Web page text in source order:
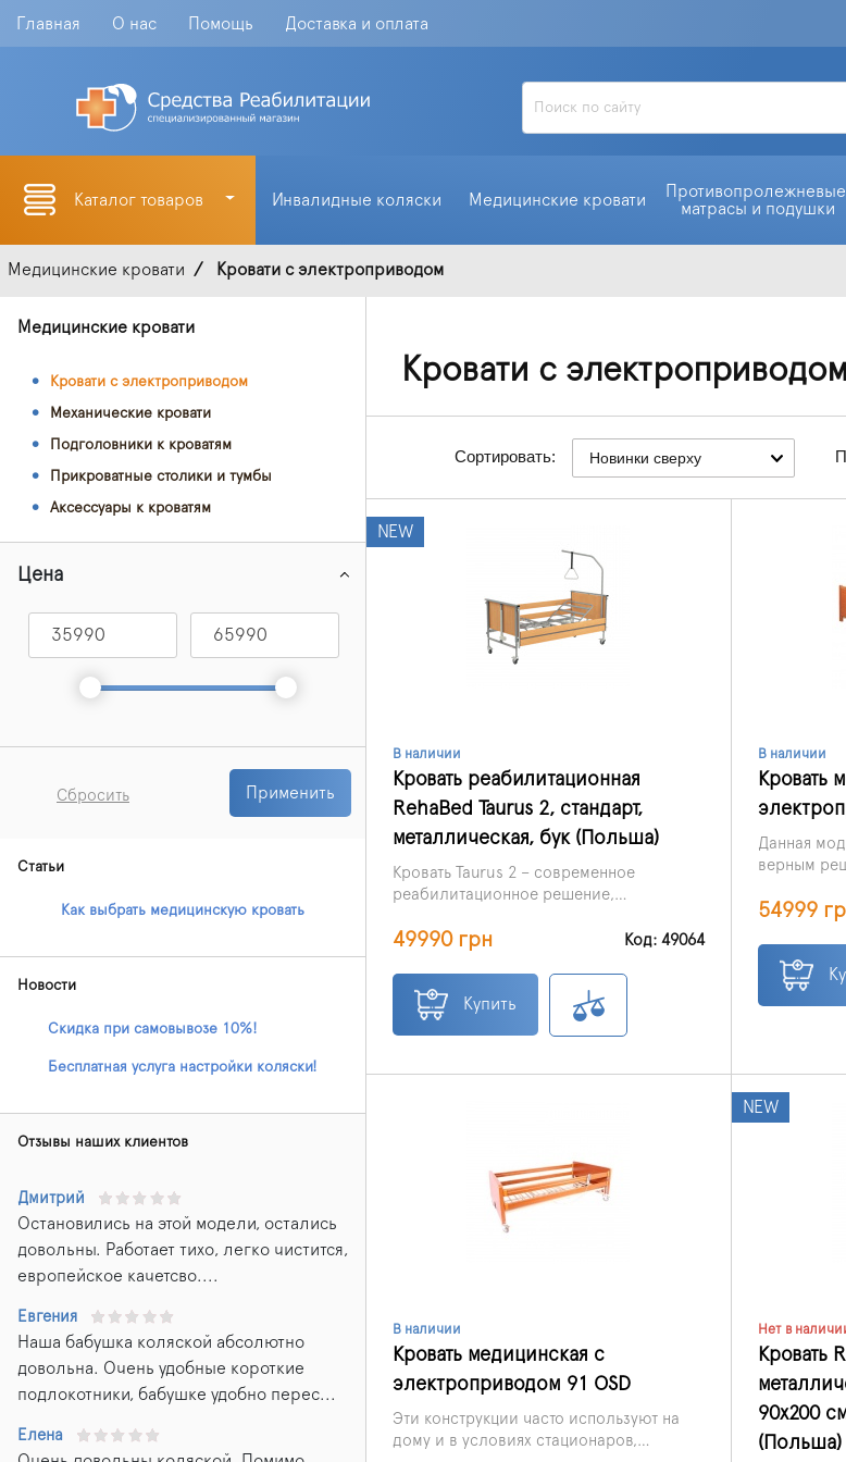
Главная О нас Помощь Доставка и оплата
Каталог товаров Инвалидные коляски Медицинские кровати
Противопролежневые
матрасы и подушки
Медицинские кровати Кровати с электроприводом
Медицинские кровати
Кровати с электроприводом
Механические кровати
Подголовники к кроватям
Прикроватные столики и тумбы
Аксессуары к кроватям
Цена
Сбросить Применить
Статьи
Как выбрать медицинскую кровать
Новости
Скидка при самовывозе 10%!
Бесплатная услуга настройки коляски!
Отзывы наших клиентов
Дмитрий
Остановились на этой модели, остались
довольны. Работает тихо, легко чистится,
европейское качетсво....
Евгения
Наша бабушка коляской абсолютно
довольна. Очень удобные короткие
подлокотники, бабушке удобно перес...
Елена
Кровати с электроприводом
Сортировать: Новинки сверху
NEW
В наличии
Кровать реабилитационная
RehaBed Taurus 2, стандарт,
металлическая, бук (Польша)
Кровать Taurus 2 – современное
реабилитационное решение,
комфорт и безопасность для пациентов
49990 грн Код: 49064
Купить
В наличии
Кровать
Данная
верным
54999
В наличии
Кровать медицинская с
электроприводом 91 OSD
Эти конструкции часто используют на
дому и в условиях стационаров,
NEW
Нет в
Кровать
90x200
(Польша)